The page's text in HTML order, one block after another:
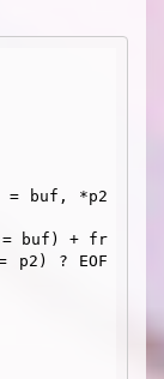
= buf, *p2
= buf) + fr
p2) ? EOF